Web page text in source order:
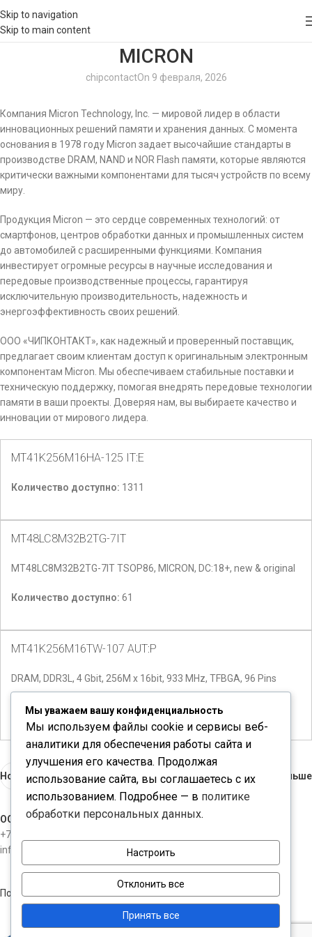
Skip to navigation
Skip to main content
MICRON
chipcontactOn 9 февраля, 2026
Компания Micron Technology, Inc. — мировой лидер в области
инновационных решений памяти и хранения данных. С момента
основания в 1978 году Micron задает высочайшие стандарты в
производстве DRAM, NAND и NOR Flash памяти, которые являются
критически важными компонентами для тысяч устройств по всему
миру.
Продукция Micron — это сердце современных технологий: от
смартфонов, центров обработки данных и промышленных систем
до автомобилей с расширенными функциями. Компания
инвестирует огромные ресурсы в научные исследования и
передовые производственные процессы, гарантируя
исключительную производительность, надежность и
энергоэффективность своих решений.
ООО «ЧИПКОНТАКТ», как надежный и проверенный поставщик,
предлагает своим клиентам доступ к оригинальным электронным
компонентам Micron. Мы обеспечиваем стабильные поставки и
техническую поддержку, помогая внедрять передовые технологии
памяти в ваши проекты. Доверяя нам, вы выбираете качество и
инновации от мирового лидера.
MT41K256M16HA-125 IT:E
Количество доступно: 1311
MT48LC8M32B2TG-7IT
MT48LC8M32B2TG-7IT TSOP86, MICRON, DC:18+, new & original
Количество доступно: 61
MT41K256M16TW-107 AUT:P
DRAM, DDR3L, 4 Gbit, 256M x 16bit, 933 MHz, TFBGA, 96 Pins
Количество доступно:2
Новые Раньше
ООО "ЧИПКОНТАКТ"
+7-812-3098534
info@chipcontact.ru
Политика конфиденциальности
Мы уважаем вашу конфиденциальность
Мы используем файлы cookie и сервисы веб-
аналитики для обеспечения работы сайта и
улучшения его качества. Продолжая
использование сайта, вы соглашаетесь с их
использованием. Подробнее — в политике
обработки персональных данных.
Настроить
Отклонить все
Принять все